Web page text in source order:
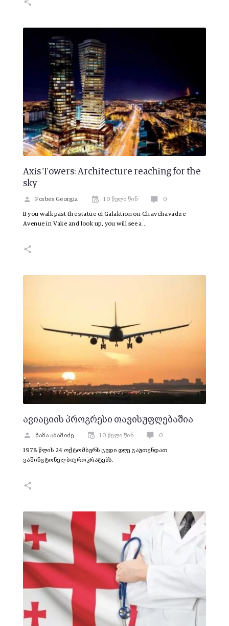
Axis Towers: Architecture reaching for the
sky
Forbes Georgia 10 წელი წინ 0
If you walk past the statue of Galaktion on Chavchavadze
Avenue in Vake and look up, you will see a…
ავიაციის პროგრესი თავისუფლებაშია
ზაზა აბაშიძე 10 წელი წინ 0
1978 წლის 24 ოქტომბერს ცუდი დღე გაუთენდათ
ვაშინგტონელ ბიუროკრატებს.